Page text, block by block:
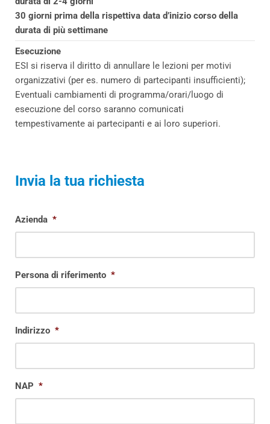
30 giorni prima della rispettiva data d’inizio corso della
durata di più settimane
Esecuzione
ESI si riserva il diritto di annullare le lezioni per motivi
organizzativi (per es. numero di partecipanti insufficienti);
Eventuali cambiamenti di programma/orari/luogo di
esecuzione del corso saranno comunicati
tempestivamente ai partecipanti e ai loro superiori.
Invia la tua richiesta
Azienda *
Persona di riferimento *
Indirizzo *
NAP *